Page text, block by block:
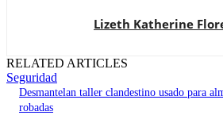
Lizeth Katherine
RELATED ARTICLES
Seguridad
Desmantelan taller clandestino usado para
robadas